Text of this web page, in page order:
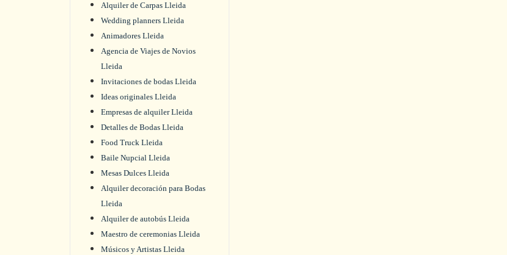
Alquiler de Carpas Lleida
Wedding planners Lleida
Animadores Lleida
Agencia de Viajes de Novios
Lleida
Invitaciones de bodas Lleida
Ideas originales Lleida
Empresas de alquiler Lleida
Detalles de Bodas Lleida
Food Truck Lleida
Baile Nupcial Lleida
Mesas Dulces Lleida
Alquiler decoración para Bodas
Lleida
Alquiler de autobús Lleida
Maestro de ceremonias Lleida
Músicos y Artistas Lleida